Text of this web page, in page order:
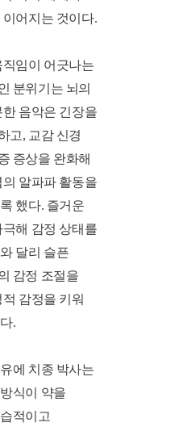
어지는 것이다.
임이 어긋나는
분위기는 뇌의
한 음악은 긴장을
고, 교감 신경
증상을 완화해
알파파 활동을
했다. 즐거운
해 감정 상태를
달리 슬픈
감정 조절을
감정을 키워
.
에 치종 박사는
식이 약을
적이고